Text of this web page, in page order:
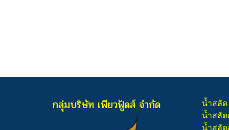
กลุ่มบริษัท เพียวฟู้ดส์ จำกัด
น้ำสลัด
น้ำสลั
น้ำสลัด